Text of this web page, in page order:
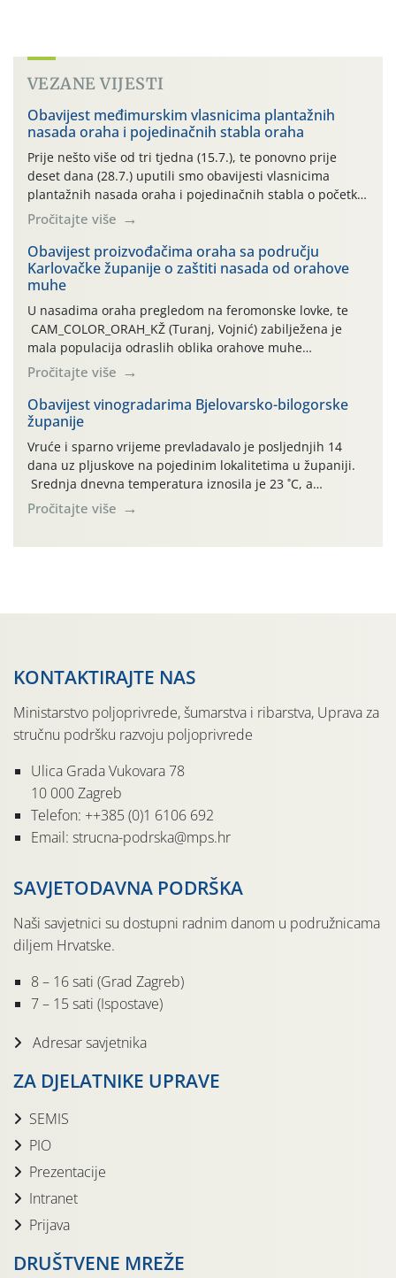
VEZANE VIJESTI
Obavijest međimurskim vlasnicima plantažnih
nasada oraha i pojedinačnih stabla oraha
Prije nešto više od tri tjedna (15.7.), te ponovno prije
deset dana (28.7.) uputili smo obavijesti vlasnicima
plantažnih nasada oraha i pojedinačnih stabla o početku
leta i ovogodišnjoj potrebi usmjerenog suzbijanja
orahove muhe (Rhagoletis completa)! Već dvanaest dana
traje drugi ovogodišnji “toplinski udar”, koji naročito
izražen zadnja šest dana (31.7.-05.8.), jer najviše
temperature zraka svakodnevno […]
Pročitajte više
Obavijest proizvođačima oraha sa području
Karlovačke županije o zaštiti nasada od orahove
muhe
U nasadima oraha pregledom na feromonske lovke, te
CAM_COLOR_ORAH_KŽ (Turanj, Vojnić) zabilježena je
mala populacija odraslih oblika orahove muhe
(Rhagoletis completa). Niska brojnost može se objasniti
činjenicom da je riječ o mladim nasadima s vrlo malim
urodom, što je povezano i s manjim brojem prezimjelih
jedinki. U starijim nasadima, na žutim ljepljivim Rebell
pločama s […]
Pročitajte više
Obavijest vinogradarima Bjelovarsko-bilogorske
županije
Vruće i sparno vrijeme prevladavalo je posljednjih 14
dana uz pljuskove na pojedinim lokalitetima u županiji.
Srednja dnevna temperatura iznosila je 23 ˚C, a
maksimalne su posljednjih dana dosezale do 35 ˚C.
Simptome plamenjače vinove loze (Plasmoparas
Pročitajte više
KONTAKTIRAJTE NAS
Ministarstvo poljoprivrede, šumarstva i ribarstva, Uprava za
stručnu podršku razvoju poljoprivrede
Ulica Grada Vukovara 78
10 000 Zagreb
Telefon: ++385 (0)1 6106 692
Email: strucna-podrska@mps.hr
SAVJETODAVNA PODRŠKA
Naši savjetnici su dostupni radnim danom u podružnicama
diljem Hrvatske.
8 – 16 sati (Grad Zagreb)
7 – 15 sati (Ispostave)
Adresar savjetnika
ZA DJELATNIKE UPRAVE
SEMIS
PIO
Prezentacije
Intranet
Prijava
DRUŠTVENE MREŽE